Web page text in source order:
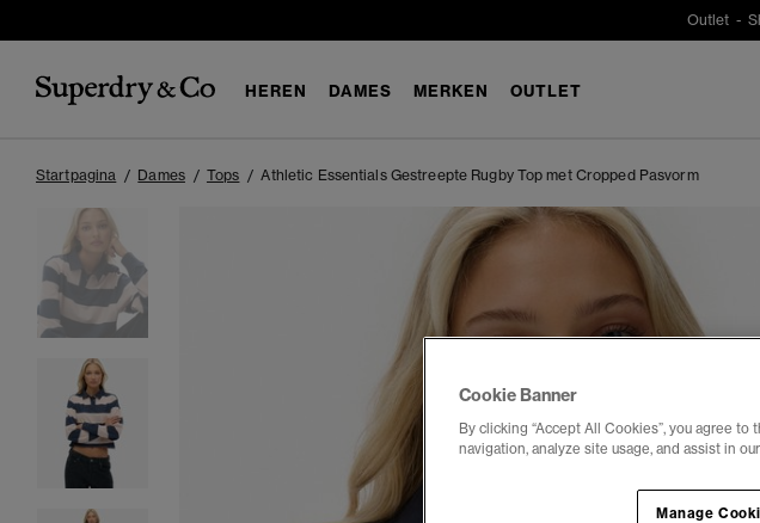
Outlet -
HEREN DAMES MERKEN OUTLET
Startpagina Dames Tops Athletic Essentials Gestreepte Rugby Top met Cropped Pasvorm
Cookie Banner
By clicking “Accept All Cookies”, you agree
navigation, analyze site usage, and assist in
Manage